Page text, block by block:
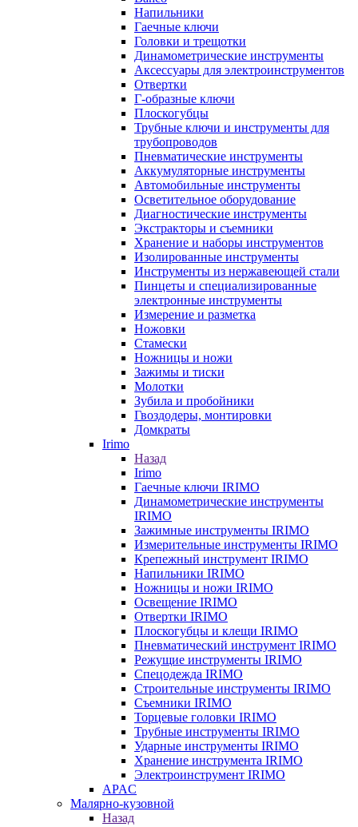
Напильники
Гаечные ключи
Головки и трещотки
Динамометрические инструменты
Аксессуары для электроинструментов
Отвертки
Г-образные ключи
Плоскогубцы
Трубные ключи и инструменты для
трубопроводов
Пневматические инструменты
Аккумуляторные инструменты
Автомобильные инструменты
Осветительное оборудование
Диагностические инструменты
Экстракторы и съемники
Хранение и наборы инструментов
Изолированные инструменты
Инструменты из нержавеющей стали
Пинцеты и специализированные
электронные инструменты
Измерение и разметка
Ножовки
Стамески
Ножницы и ножи
Зажимы и тиски
Молотки
Зубила и пробойники
Гвоздодеры, монтировки
Домкраты
Irimo
Назад
Irimo
Гаечные ключи IRIMO
Динамометрические инструменты
IRIMO
Зажимные инструменты IRIMO
Измерительные инструменты IRIMO
Крепежный инструмент IRIMO
Напильники IRIMO
Ножницы и ножи IRIMO
Освещение IRIMO
Отвертки IRIMO
Плоскогубцы и клещи IRIMO
Пневматический инструмент IRIMO
Режущие инструменты IRIMO
Спецодежда IRIMO
Строительные инструменты IRIMO
Съемники IRIMO
Торцевые головки IRIMO
Трубные инструменты IRIMO
Ударные инструменты IRIMO
Хранение инструмента IRIMO
Электроинструмент IRIMO
APAC
Малярно-кузовной
Назад